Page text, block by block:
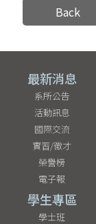
Back
最新消息
系所公告
活動訊息
國際交流
實習/徵才
榮譽榜
電子報
學生專區
學士班